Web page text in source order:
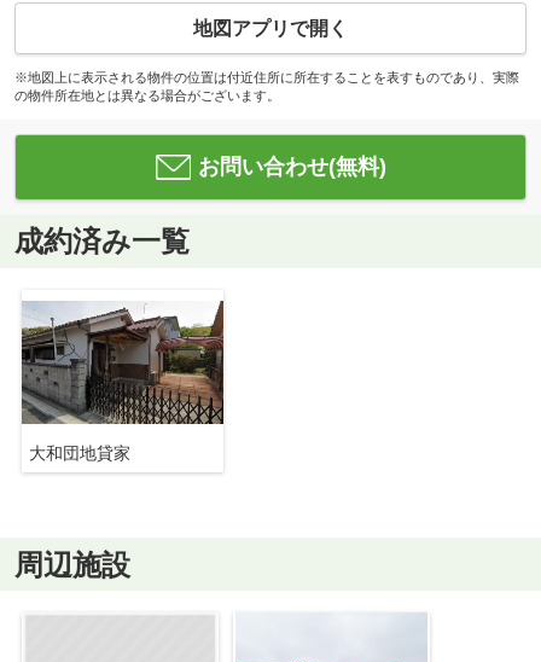
地図アプリで開く
※地図上に表示される物件の位置は付近住所に所在することを表すものであり、実際
の物件所在地とは異なる場合がございます。
お問い合わせ(無料)
成約済み一覧
大和団地貸家
周辺施設